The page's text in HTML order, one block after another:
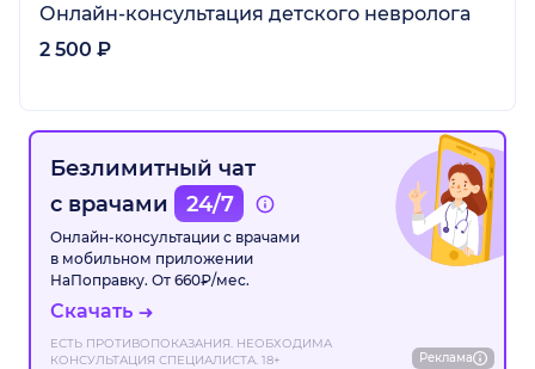
Онлайн-консультация детского невролога
2 500 ₽
Безлимитный чат
с врачами
24/7
Онлайн-консультации с врачами
в мобильном приложении
НаПоправку. От 660₽/мес.
Скачать
ЕСТЬ ПРОТИВОПОКАЗАНИЯ. НЕОБХОДИМА
КОНСУЛЬТАЦИЯ СПЕЦИАЛИСТА. 18+
Реклама